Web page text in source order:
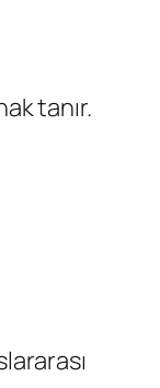
tanır.